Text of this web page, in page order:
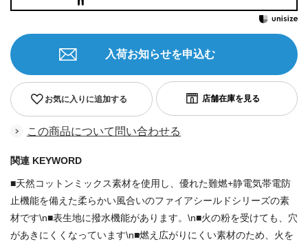
お気に入りに追加する
入荷お知らせを申込む
この商品について問い合わせる
関連 KEYWORD
■天然コットンミックス素材を使用し、優れた難燃+静電気帯電防
止機能を備えた柔らかい風合いのファイアシールドシリーズの素
材です\n■表生地に撥水機能があります。\n■火の粉を受けても、穴
があきにくくなっています\n■燃え広がりにくい素材のため、火を